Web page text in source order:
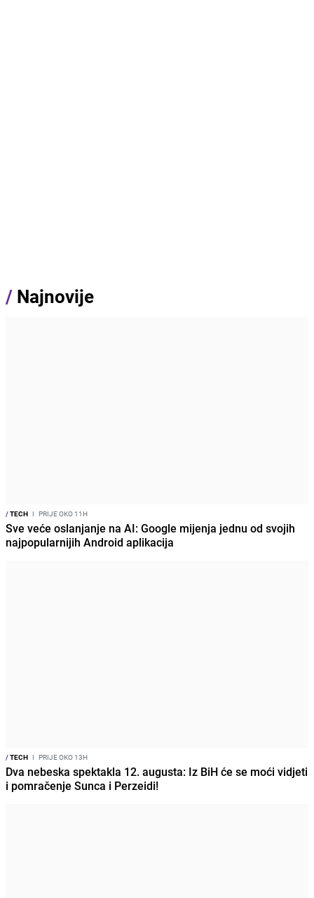
/ Najnovije
/TECH I PRIJE OKO 11H
Sve veće oslanjanje na AI: Google mijenja jednu od svojih
najpopularnijih Android aplikacija
/TECH I PRIJE OKO 13H
Dva nebeska spektakla 12. augusta: Iz BiH će se moći vidjeti
i pomračenje Sunca i Perzeidi!